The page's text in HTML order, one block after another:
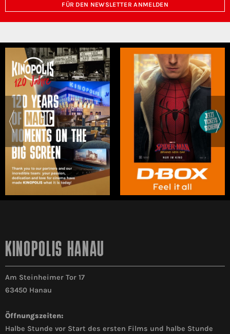
FÜR DEN NEWSLETTER ANMELDEN
KINOPOLIS HANAU
Am Steinheimer Tor 17
63450 Hanau
Öffnungszeiten:
Halbe Stunde vor Start des ersten Films und halbe Stunde